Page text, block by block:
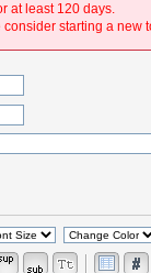
at least 120 days.
starting a new